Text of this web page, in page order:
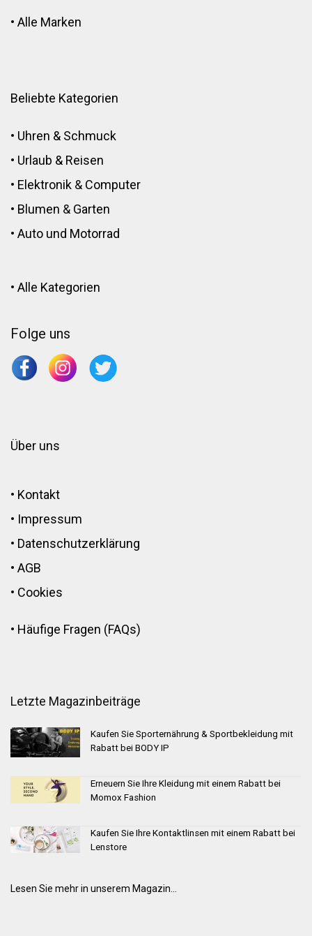
• Alle Marken
Beliebte Kategorien
• Uhren & Schmuck
• Urlaub & Reisen
• Elektronik & Computer
• Blumen & Garten
• Auto und Motorrad
• Alle Kategorien
Folge uns
Über uns
• Kontakt
• Impressum
• Datenschutzerklärung
• AGB
• Cookies
• Häufige Fragen (FAQs)
Letzte Magazinbeiträge
Kaufen Sie Sporternährung & Sportbekleidung mit
Rabatt bei BODY IP
Erneuern Sie Ihre Kleidung mit einem Rabatt bei
Momox Fashion
Kaufen Sie Ihre Kontaktlinsen mit einem Rabatt bei
Lenstore
Lesen Sie mehr in unserem Magazin...